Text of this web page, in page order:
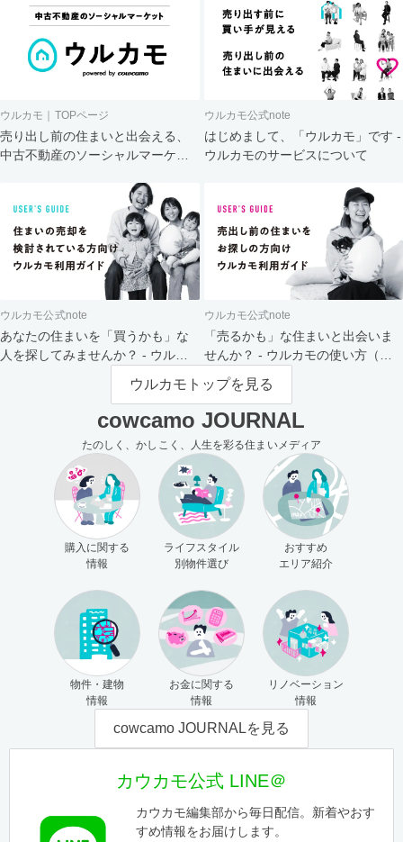
ウルカモ｜TOPページ
売り出し前の住まいと出会える、
中古不動産のソーシャルマーケッ
ウルカモ公式note
はじめまして、「ウルカモ」です -
ウルカモのサービスについて
ウルカモ公式note
あなたの住まいを「買うかも」な
人を探してみませんか？ - ウルカ
ウルカモ公式note
「売るかも」な住まいと出会いま
せんか？ - ウルカモの使い方（買
主さま向け）
ウルカモトップを見る
cowcamo JOURNAL
たのしく、かしこく、人生を彩る住まいメディア
購入に関する
情報
ライフスタイル
別物件選び
おすすめ
エリア紹介
物件・建物
情報
お金に関する
情報
リノベーション
情報
cowcamo JOURNALを見る
カウカモ公式 LINE＠
カウカモ編集部から毎日配信。新着やおす
すめ情報をお届けします。